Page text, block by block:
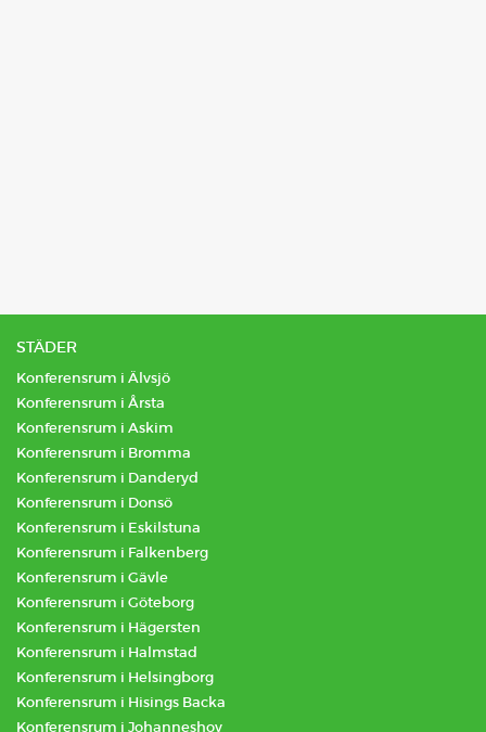
STÄDER
Konferensrum i Älvsjö
Konferensrum i Årsta
Konferensrum i Askim
Konferensrum i Bromma
Konferensrum i Danderyd
Konferensrum i Donsö
Konferensrum i Eskilstuna
Konferensrum i Falkenberg
Konferensrum i Gävle
Konferensrum i Göteborg
Konferensrum i Hägersten
Konferensrum i Halmstad
Konferensrum i Helsingborg
Konferensrum i Hisings Backa
Konferensrum i Johanneshov